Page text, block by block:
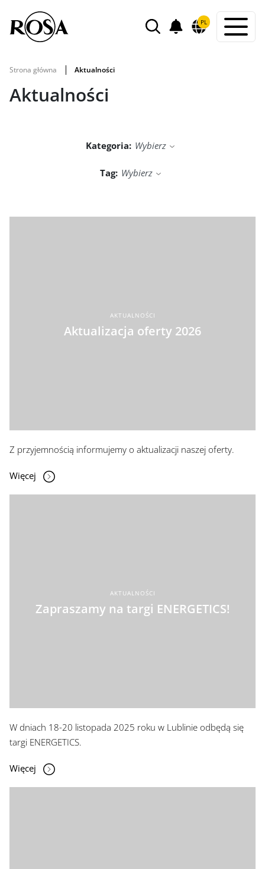
WYSZUKIWARKAPOWIADOMIENIA
PL
Strona główna Aktualności
Aktualności
Kategoria: Wybierz
Tag: Wybierz
AKTUALNOŚCI
Aktualizacja oferty 2026
Z przyjemnością informujemy o aktualizacji naszej oferty.
Więcej
AKTUALNOŚCI
Zapraszamy na targi ENERGETICS!
W dniach 18-20 listopada 2025 roku w Lublinie odbędą się
targi ENERGETICS.
Więcej